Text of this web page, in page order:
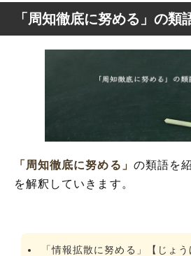
「周知徹底に努める」の類
「周知徹底に努める」 の類語を
を解釈していきます。
「情報拡散に努める」【じょ